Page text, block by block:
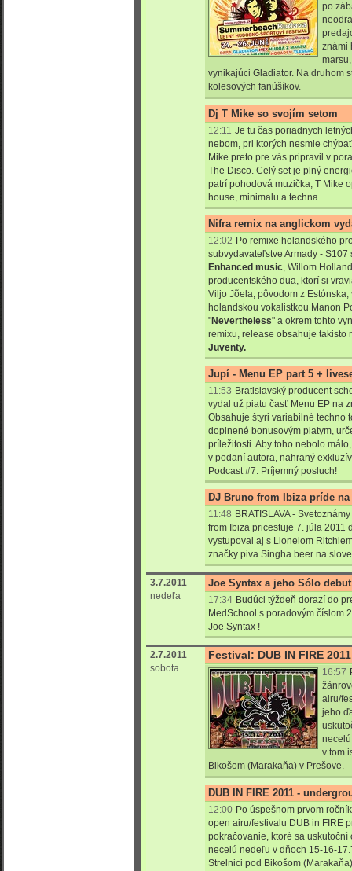
po
známi
vynikajúci Gladiator. Na druhom
kolesových fanúšíkov.
Dj T Mike so svojím setom
12:11 Je tu čas poriadnych
nebom, pri ktorých nesmie
Mike preto pre vás pripravil v
The Disco. Celý set je plný
patrí pohodová muzička, T Mike
house, minimalu a techna.
Nifra remix na anglickom
12:02 Po remixe holandského
subvydavateľstve Armady -
Enhanced music, Willom
producentského dua, ktorí si
Viljo Jõela, pôvodom z
holandskou vokalistkou Manon
"Nevertheless" a okrem tohto
remixu, release obsahuje takisto
Juventy.
Jupí - Menu EP part 5 +
11:53 Bratislavský producent
vydal už piatu časť Menu EP na
Obsahuje štyri variabilné techno
doplnené bonusovým piatym,
príležitosti. Aby toho nebolo
v podaní autora, nahraný
Podcast #7. Príjemný posluch!
DJ Bruno from Ibiza príde
11:48 BRATISLAVA -
from Ibiza pricestuje 7. júla 2011
vystupoval aj s Lionelom
značky piva Singha beer na
3.7.2011
nedeľa
Joe Syntax a jeho Sólo
17:34 Budúci týždeň dorazí do
MedSchool s poradovým číslom
Joe Syntax !
2.7.2011
sobota
Festival: DUB IN FIRE
16:57
airu/
jeho
v tom
Bikošom (Marakaňa) v Prešove.
DUB IN FIRE 2011 -
12:00 Po úspešnom prvom
open airu/festivalu DUB in FIRE
pokračovanie, ktoré sa
necelú nedeľu v dňoch 15-16-
Strelnici pod Bikošom